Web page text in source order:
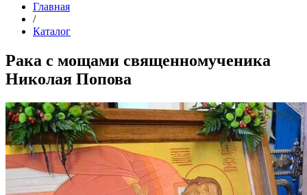
Главная
/
Каталог
Рака с мощами священномученика
Николая Попова